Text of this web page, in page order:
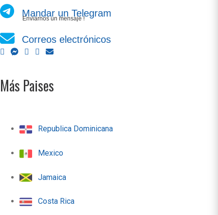
Mandar un Telegram
Enviarnos un mensaje !
Correos electrónicos
Más Paises
Republica Dominicana
Mexico
Jamaica
Costa Rica